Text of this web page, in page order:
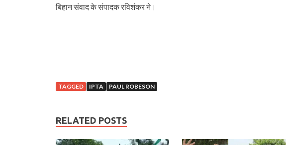
बिहान संवाद के संपादक रविशंकर ने।
TAGGED IPTA PAUL ROBESON
RELATED POSTS